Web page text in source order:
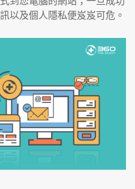
以及個人隱私便岌岌可危。